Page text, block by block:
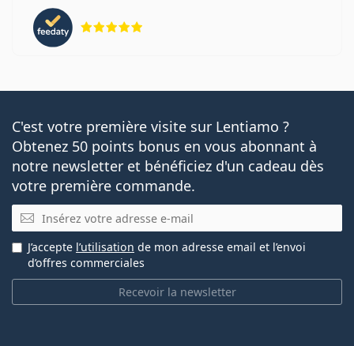
C'est votre première visite sur Lentiamo ?
Obtenez 50 points bonus en vous abonnant à
notre newsletter et bénéficiez d'un cadeau dès
votre première commande.
E-mail
Recevoir la newsletter
J’accepte l’utilisation de mon adresse email et l’envoi
d’offres commerciales